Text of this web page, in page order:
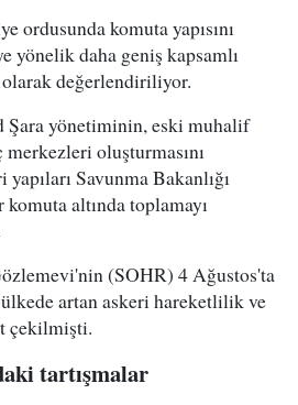
ordusunda komuta yapısını
yönelik daha geniş kapsamlı
değerlendiriliyor.
Şara yönetiminin, eski muhalif
merkezleri oluşturmasını
Savunma Bakanlığı
altında toplamayı
(SOHR) 4 Ağustos'ta
ülkede artan askeri hareketlilik ve
çekilmişti.
tartışmalar